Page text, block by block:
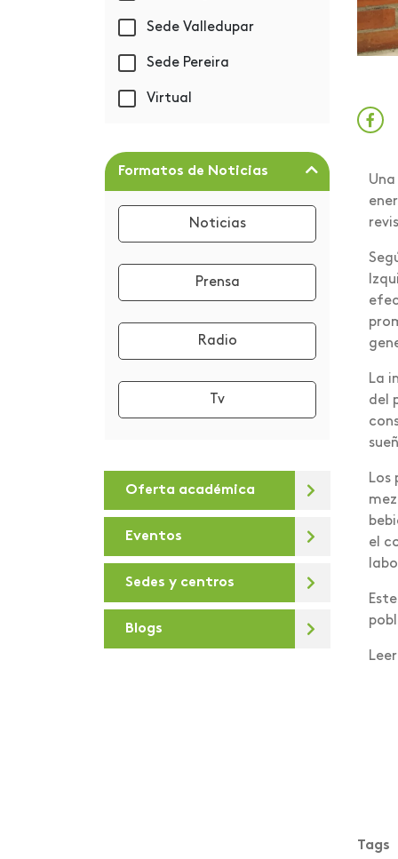
Universitario
Place to Work
colombiana
Congreso
Convocatoria CIVA
De la U
Debates virtuales
Deportes
Día de la sostenibilidad
Diálogos para la
Sede Valledupar
Sede Pereira
Virtual
Formatos de Noticias
Noticias
Prensa
Radio
Tv
Oferta académica
Eventos
Sedes y centros
Blogs
La
del
Los
el
Tags